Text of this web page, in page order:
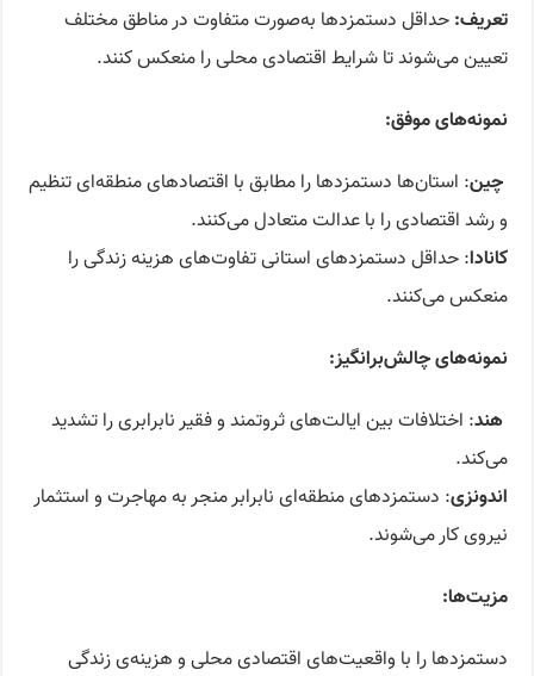
تعریف: حداقل دستمزدها به‌صورت متفاوت در مناطق مختلف
تعیین می‌شوند تا شرایط اقتصادی محلی را منعکس کنند.
نمونه‌های موفق‌:
چین: استان‌ها دستمزدها را مطابق با اقتصادهای منطقه‌ای تنظیم
و رشد اقتصادی را با عدالت متعادل می‌کنند.
کانادا: حداقل دستمزدهای استانی تفاوت‌های هزینه زندگی را
منعکس می‌کنند.
نمونه‌های چالش‌برانگیز:
هند: اختلافات بین ایالت‌های ثروتمند و فقیر نابرابری را تشدید
می‌کند.
اندونزی: دستمزدهای منطقه‌ای نابرابر منجر به مهاجرت و استثمار
نیروی کار می‌شوند.
مزیت‌ها:
دستمزدها را با واقعیت‌های اقتصادی محلی و هزینه‌ی زندگی